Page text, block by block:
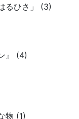
るひさ」 (3)
』 (4)
物 (1)